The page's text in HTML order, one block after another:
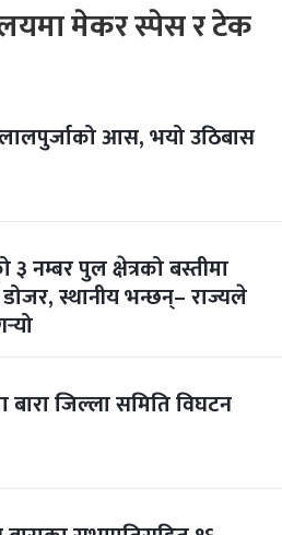
मेकर स्पेस र टेक
आस, भयो उठिबास
३ नम्बर पुल क्षेत्रको बस्तीमा
स्थानीय भन्छन्– राज्यले
बारा जिल्ला समिति विघटन